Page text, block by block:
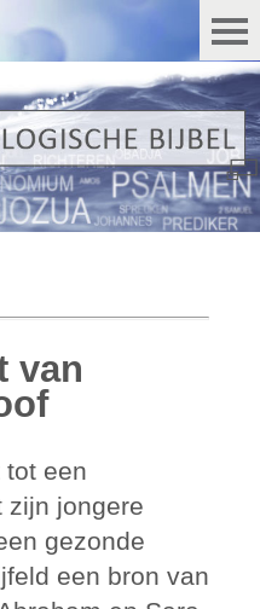
van
tot een
zijn jongere
gezonde
een bron van